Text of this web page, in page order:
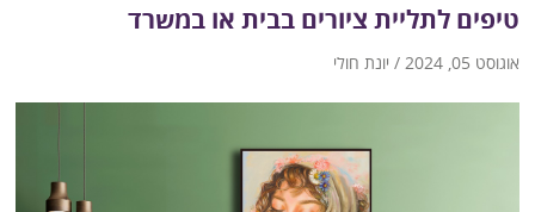
טיפים לתליית ציורים בבית או במשרד
אוגוסט 05, 2024 / יונת חולי